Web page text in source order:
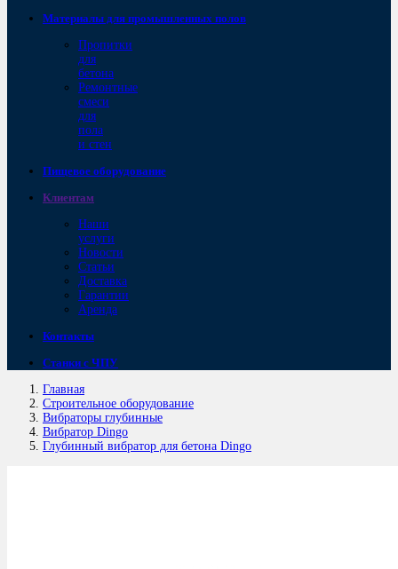
Материалы для промышленных полов
Пропитки
для
бетона
Ремонтные
смеси
для
пола
и стен
Пищевое оборудование
Клиентам
Наши
услуги
Новости
Статьи
Доставка
Гарантии
Аренда
Контакты
Станки с ЧПУ
Главная
Строительное оборудование
Вибраторы глубинные
Вибратор Dingo
Глубинный вибратор для бетона Dingo